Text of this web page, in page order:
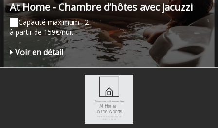
At Home - Chambre d’hôtes avec jacuzzi
Capacité maximum : 2
à partir de 159€/nuit
Voir en détail